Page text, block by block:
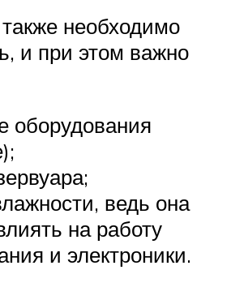
необходимо
и при этом важно
оборудования
ведь она
на работу
и электроники.